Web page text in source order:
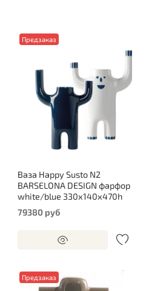
Предзаказ
Ваза Happy Susto N2
BARSELONA DESIGN фарфор
white/blue 330х140х470h
79380 руб
Предзаказ